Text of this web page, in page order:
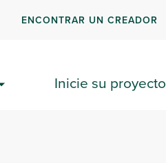
ENCONTRAR UN CREADOR
Inicie su proyecto